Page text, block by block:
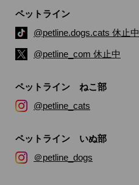
ペットライン
@petline.dogs.cats 休止中
@petline_com 休止中
ペットライン ねこ部
@petline_cats
ペットライン いぬ部
＠petline_dogs